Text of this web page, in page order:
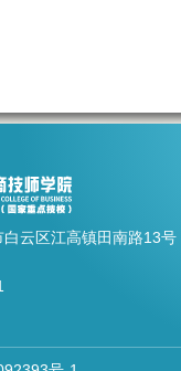
云区江高镇田南路13号